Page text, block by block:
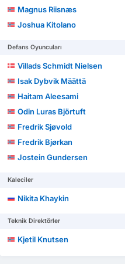
Magnus Riisnæs
Joshua Kitolano
Defans Oyuncuları
Villads Schmidt Nielsen
Isak Dybvik Määttä
Haitam Aleesami
Odin Luras Björtuft
Fredrik Sjøvold
Fredrik Bjørkan
Jostein Gundersen
Kaleciler
Nikita Khaykin
Teknik Direktörler
Kjetil Knutsen